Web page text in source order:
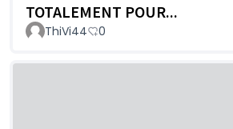
TOTALEMENT POUR...
ThiVi44 0